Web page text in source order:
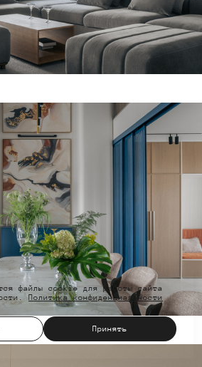
файлы cookie для работы сайта
Политика конфиденциальности
Принять